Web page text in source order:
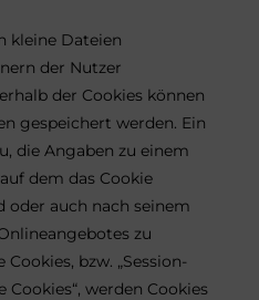
kleine Dateien
der Nutzer
der Cookies können
gespeichert werden. Ein
die Angaben zu einem
dem das Cookie
oder auch nach seinem
zu
bzw. „Session-
Cookies“, werden Cookies